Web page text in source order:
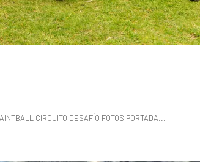
CIRCUITO DESAFÍO FOTOS PORTADA...